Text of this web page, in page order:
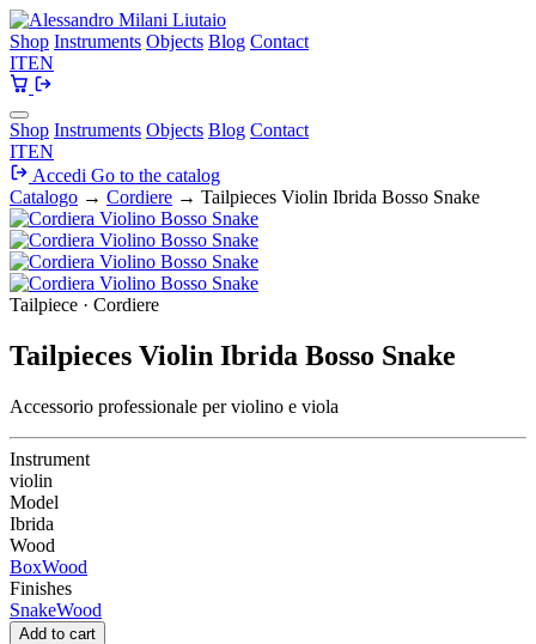
Shop Instruments Objects Blog Contact
ITEN
Shop Instruments Objects Blog Contact
ITEN
Accedi Go to the catalog
Catalogo → Cordiere → Tailpieces Violin Ibrida Bosso Snake
Tailpiece · Cordiere
Tailpieces Violin Ibrida Bosso Snake
Accessorio professionale per violino e viola
Instrument
violin
Model
Ibrida
Wood
BoxWood
Finishes
SnakeWood
Add to cart